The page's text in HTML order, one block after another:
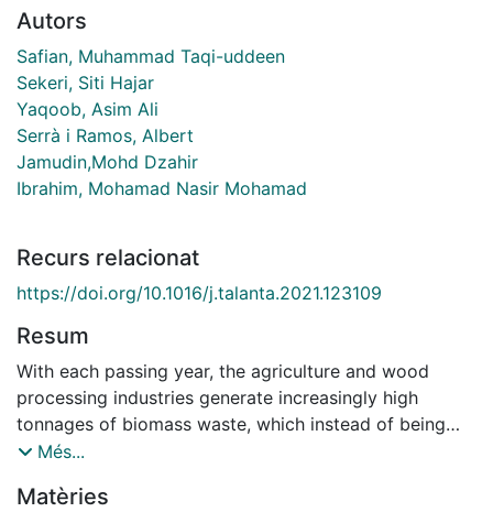
Autors
Safian, Muhammad Taqi-uddeen
Sekeri, Siti Hajar
Yaqoob, Asim Ali
Serrà i Ramos, Albert
Jamudin,Mohd Dzahir
Ibrahim, Mohamad Nasir Mohamad
Recurs relacionat
https://doi.org/10.1016/j.talanta.2021.123109
Resum
With each passing year, the agriculture and wood
processing industries generate increasingly high
tonnages of biomass waste, which instead of being
burned or left to accumulate should be utilized more
have encouraged large companies and nations to
Més...
Matèries